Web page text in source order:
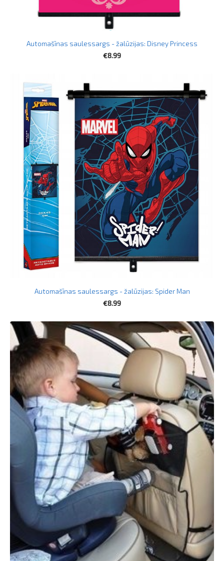
Automašīnas saulessargs - žalūzijas: Disney Princess
€8.99
Automašīnas saulessargs - žalūzijas: Spider Man
€8.99